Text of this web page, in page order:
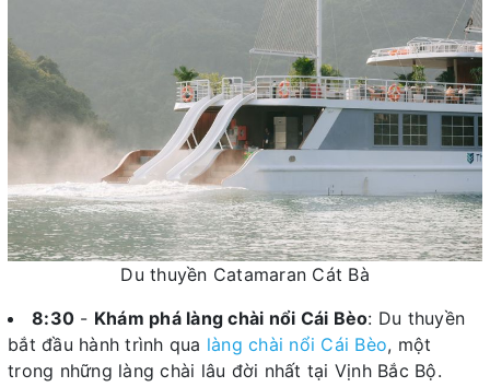
Du thuyền Catamaran Cát Bà
8:30 - Khám phá làng chài nổi Cái Bèo: Du thuyền
bắt đầu hành trình qua làng chài nổi Cái Bèo, một
trong những làng chài lâu đời nhất tại Vịnh Bắc Bộ.